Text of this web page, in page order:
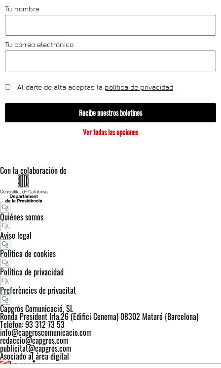
Tu nombre
Tu correo electrónico
Al darte de alta aceptas la política de privacidad
Recibe nuestros boletines
Ver todas las opciones
Con la colaboración de
Quiénes somos
Aviso legal
Política de cookies
Política de privacidad
Preferències de privacitat
Capgròs Comunicació, SL
Ronda President Irla,26 (Edifici Cenema) 08302 Mataró (Barcelona)
Telèfon: 93 312 73 53
info@capgroscomunicacio.com
redaccio@capgros.com
publicitat@capgros.com
Asociado al área digital